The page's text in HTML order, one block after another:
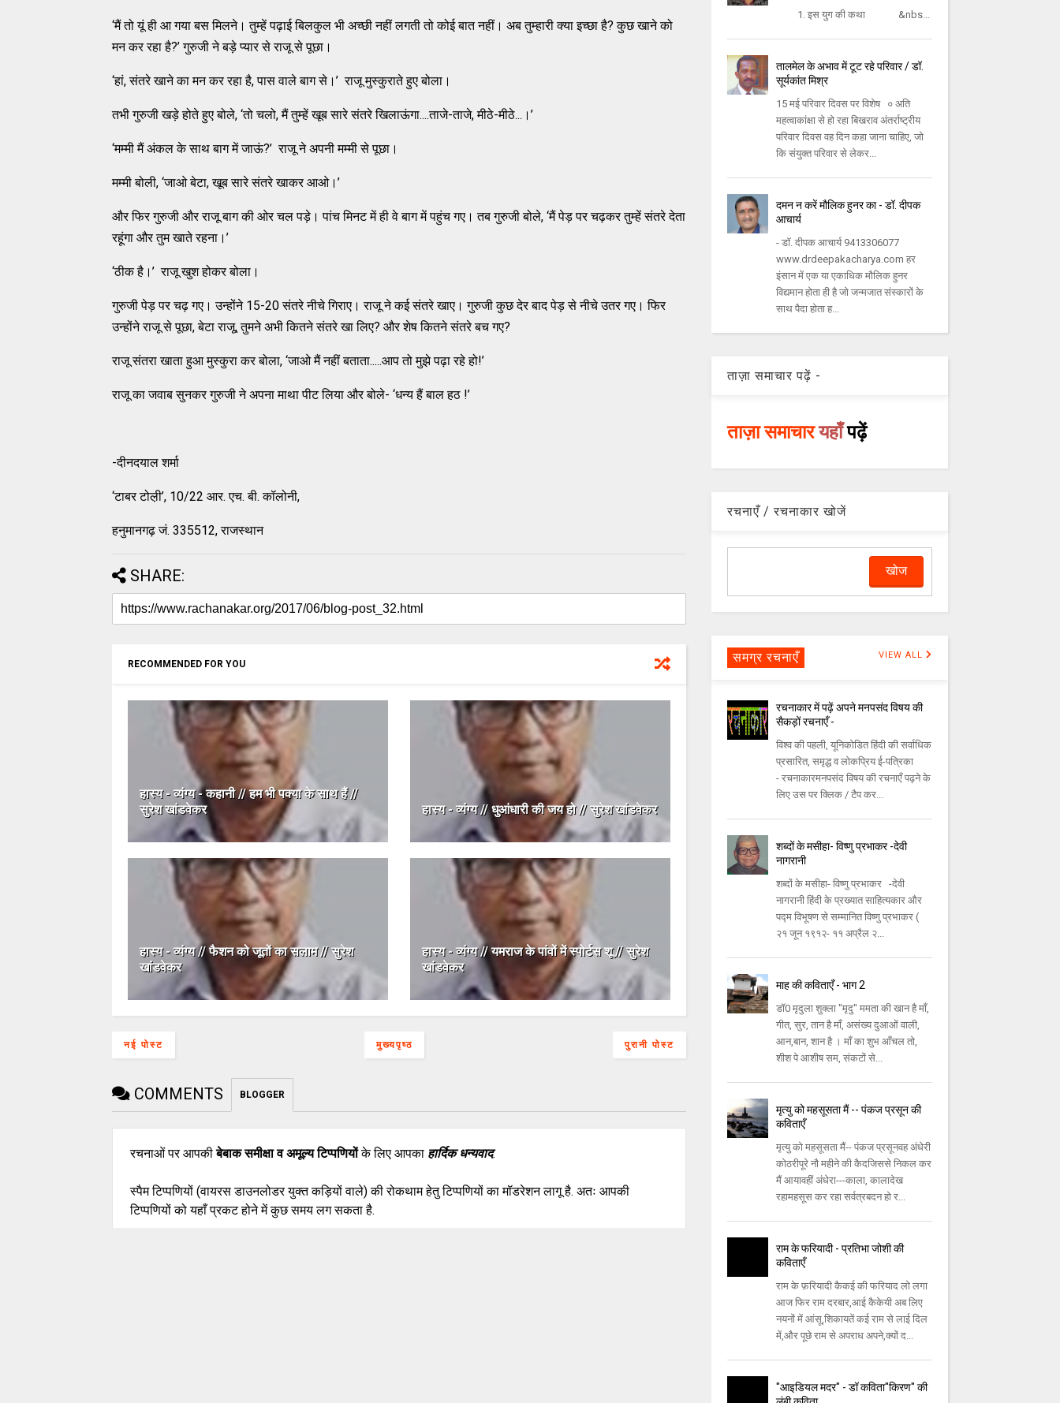
‘मैं तो यूं ही आ गया बस मिलने। तुम्हें पढ़ाई बिलकुल भी अच्छी नहीं लगती तो कोई बात नहीं। अब तुम्हारी क्या इच्छा है? कुछ खाने को
मन कर रहा है?’ गुरुजी ने बड़े प्यार से राजू से पूछा।
‘हां, संतरे खाने का मन कर रहा है, पास वाले बाग से।’ राजू मुस्कुराते हुए बोला।
तभी गुरुजी खड़े होते हुए बोले, ‘तो चलो, मैं तुम्हें खूब सारे संतरे खिलाऊंगा....ताजे-ताजे, मीठे-मीठे...।’
‘मम्मी मैं अंकल के साथ बाग में जाऊं?’ राजू ने अपनी मम्मी से पूछा।
मम्मी बोली, ‘जाओ बेटा, खूब सारे संतरे खाकर आओ।’
और फिर गुरुजी और राजू बाग की ओर चल पड़े। पांच मिनट में ही वे बाग में पहुंच गए। तब गुरुजी बोले, ‘मैं पेड़ पर चढ़कर तुम्हें संतरे देता
रहूंगा और तुम खाते रहना।’
‘ठीक है।’ राजू खुश होकर बोला।
गुरुजी पेड़ पर चढ़ गए। उन्होंने 15-20 संतरे नीचे गिराए। राजू ने कई संतरे खाए। गुरुजी कुछ देर बाद पेड़ से नीचे उतर गए। फिर
उन्होंने राजू से पूछा, बेटा राजू, तुमने अभी कितने संतरे खा लिए? और शेष कितने संतरे बच गए?
राजू संतरा खाता हुआ मुस्कुरा कर बोला, ‘जाओ मैं नहीं बताता.....आप तो मुझे पढ़ा रहे हो!’
राजू का जवाब सुनकर गुरुजी ने अपना माथा पीट लिया और बोले- ‘धन्य हैं बाल हठ !’
-दीनदयाल शर्मा
‘टाबर टोल़ी’, 10/22 आर. एच. बी. कॉलोनी,
हनुमानगढ़ जं. 335512, राजस्थान
SHARE:
RECOMMENDED FOR YOU
हास्य - व्यंग्य - कहानी // हम भी पक्या के साथ हैं //
सुरेश खांडवेकर
हास्य - व्यंग्य // धुआंधारी की जय हो // सुरेश खांडवेकर
हास्य - व्यंग्य // फैशन को जूतों का सलाम // सुरेश
खांडवेकर
हास्य - व्यंग्य // यमराज के पांवों में स्पोर्टस शू // सुरेश
खांडवेकर
नई पोस्ट पुरानी पोस्ट
मुख्यपृष्ठ
COMMENTS BLOGGER
रचनाओं पर आपकीबेबाक समीक्षा व अमूल्य टिप्पणियोंके लिए आपका हार्दिक धन्यवाद.
स्पैम टिप्पणियों (वायरस डाउनलोडर युक्त कड़ियों वाले) की रोकथाम हेतु टिप्पणियों का मॉडरेशन लागू है. अतः आपकी
टिप्पणियों को यहाँ प्रकट होने में कुछ समय लग सकता है.
1. इस युग की कथा &nbs...
तालमेल के अभाव में टूट रहे परिवार / डॉ.
सूर्यकांत मिश्र
15 मई परिवार दिवस पर विशेष ० अति
महत्वाकांक्षा से हो रहा बिखराव अंतर्राष्ट्रीय
परिवार दिवस वह दिन कहा जाना चाहिए, जो
कि संयुक्त परिवार से लेकर...
दमन न करें मौलिक हुनर का - डॉ. दीपक
आचार्य
- डॉ. दीपक आचार्य 9413306077
www.drdeepakacharya.com हर
इंसान में एक या एकाधिक मौलिक हुनर
विद्यमान होता ही है जो जन्मजात संस्कारों के
साथ पैदा होता ह...
ताज़ा समाचार पढ़ें -
ताज़ा समाचारयहाँपढ़ें
रचनाएँ / रचनाकार खोजें
समग्र रचनाएँ VIEW ALL
रचनाकार में पढ़ें अपने मनपसंद विषय की
सैकड़ों रचनाएँ -
विश्व की पहली, यूनिकोडित हिंदी की सर्वाधिक
प्रसारित, समृद्ध व लोकप्रिय ई-पत्रिका
- रचनाकारमनपसंद विषय की रचनाएँ पढ़ने के
लिए उस पर क्लिक / टैप कर...
शब्दों के मसीहा- विष्णु प्रभाकर -देवी
नागरानी
शब्दों के मसीहा- विष्णु प्रभाकर -देवी
नागरानी हिंदी के प्रख्यात साहित्यकार और
पद्म विभूषण से सम्मानित विष्णु प्रभाकर (
२१ जून १९१२- ११ अप्रैल २...
माह की कविताएँ - भाग 2
डॉ0 मृदुला शुक्ला "मृदु" ममता की खान है माँ,
गीत, सुर, तान है माँ, असंख्य दुआओं वाली,
आन,बान, शान है । माँ का शुभ आँचल तो,
शीश पे आशीष सम, संकटों से...
मृत्यु को महसूसता मैं -- पंकज प्रसून की
कविताएँ
मृत्यु को महसूसता मैं-- पंकज प्रसूनवह अंधेरी
कोठरीपूरे नौ महीने की कैदजिससे निकल कर
मैं आयावहीं अंधेरा---काला, कालादेख
रहामहसूस कर रहा सर्वत्रबदन हो र...
राम के फरियादी - प्रतिभा जोशी की
कविताएँ
राम के फ़रियादी कैकई की फरियाद लो लगा
आज फिर राम दरबार,आई कैकेयी अब लिए
नयनों में आंसू,शिकायतें कई राम से लाई दिल
में,और पूछे राम से अपराध अपने,क्यों द...
"आइडियल मदर" - डॉ कविता"किरण" की